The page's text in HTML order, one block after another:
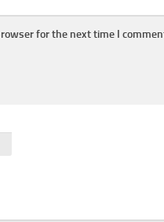
for the next time I